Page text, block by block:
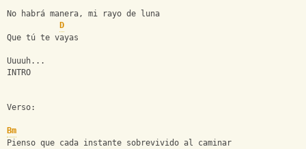
No habrá manera, mi rayo de luna
D
Que tú te vayas
Uuuuh...
INTRO
Verso:
Bm
Pienso que cada instante sobrevivido al caminar